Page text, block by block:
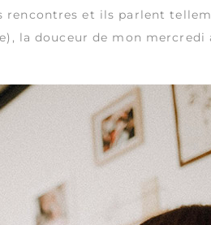
et ils parlent
la douceur de mon